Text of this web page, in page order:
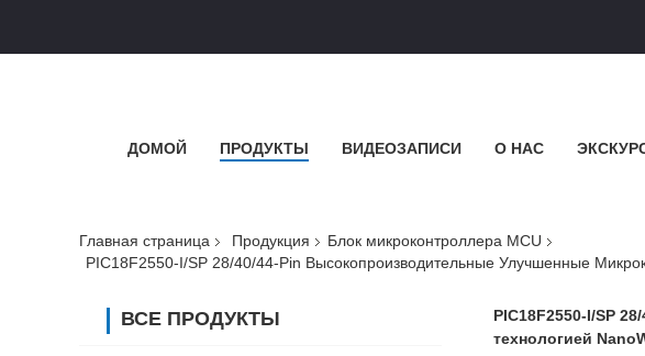
ДОМОЙ ПРОДУКТЫ ВИДЕОЗАПИСИ О НАС
Главная страница Продукция
Блок микроконтроллера MCU
PIC18F2550-I/SP 28/40/44-Pin Высокопроизводительные Улучшенные
ВСЕ ПРОДУКТЫ
PIC18F2550-I/SP
технологией